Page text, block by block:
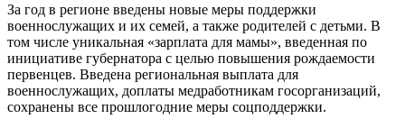
За год в регионе введены новые меры поддержки
военнослужащих и их семей, а также родителей с детьми. В
том числе уникальная «зарплата для мамы», введенная по
инициативе губернатора с целью повышения рождаемости
первенцев. Введена региональная выплата для
военнослужащих, доплаты медработникам госорганизаций,
сохранены все прошлогодние меры соцподдержки.